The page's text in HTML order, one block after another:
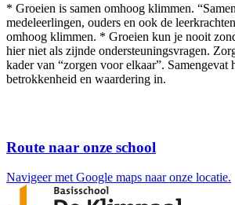
* Groeien is samen omhoog klimmen.
medeleerlingen, ouders en ook de
omhoog klimmen. * Groeien kun je nooit
hier niet als zijnde ondersteuningsvragen.
kader van “zorgen voor elkaar”. Samengevat
betrokkenheid en waardering in.
Route naar onze school
Navigeer met Google maps naar onze locatie.